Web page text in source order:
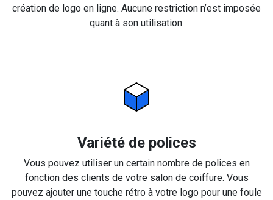
création de logo en ligne. Aucune restriction n’est imposée
quant à son utilisation.
Variété de polices
Vous pouvez utiliser un certain nombre de polices en
fonction des clients de votre salon de coiffure. Vous
pouvez ajouter une touche rétro à votre logo pour une foule